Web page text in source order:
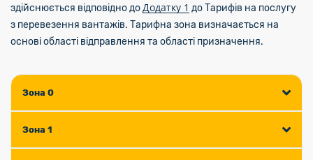
Тарифи
Відділення
Філателія
Для бізнесу
здійснюється відповідно доДодатку 1 до Тарифів на послугу
з перевезення вантажів. Тарифна зона визначається на
основі області відправлення та області призначення.
Зона 0
Зона 1